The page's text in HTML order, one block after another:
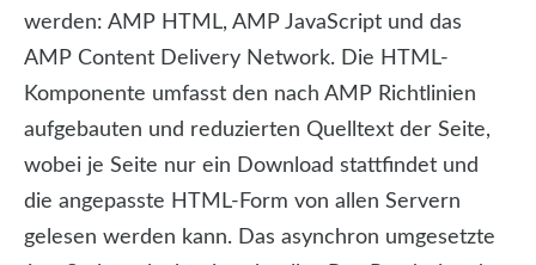
werden: AMP HTML, AMP JavaScript und das
AMP Content Delivery Network. Die HTML-
Komponente umfasst den nach AMP Richtlinien
aufgebauten und reduzierten Quelltext der Seite,
wobei je Seite nur ein Download stattfindet und
die angepasste HTML-Form von allen Servern
gelesen werden kann. Das asynchron umgesetzte